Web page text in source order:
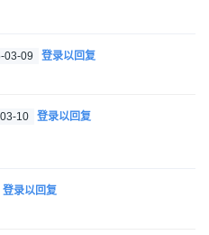
03-09 登录以回复
10 登录以回复
登录以回复